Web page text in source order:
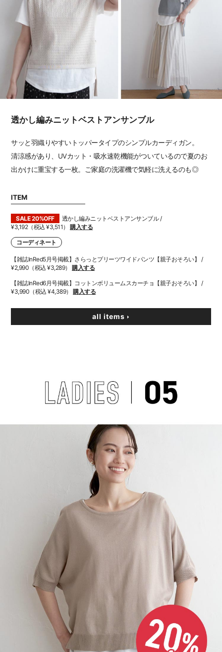
透かし編みニットベストアンサンブル
サッと羽織りやすいトッパータイプのシンプルカーディガン。
清涼感があり、UVカット・吸水速乾機能がついているので夏のお
出かけに重宝する一枚。ご家庭の洗濯機で気軽に洗えるのも◎
ITEM
SALE 20%OFF
透かし編みニットベストアンサンブル /
¥3,192（税込 ¥3,511）購入する
コーディネート
【雑誌InRed5月号掲載】さらっとプリーツワイドパンツ【親子おそろい】 /
¥2,990（税込 ¥3,289）購入する
【雑誌InRed6月号掲載】コットンボリュームスカーチョ【親子おそろい】 /
¥3,990（税込 ¥4,389）購入する
all items